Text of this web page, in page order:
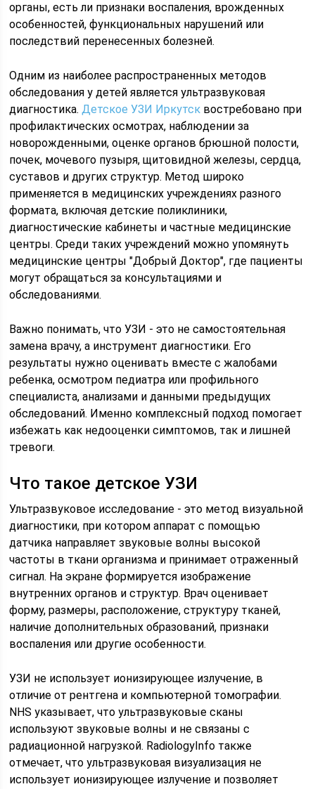
органы, есть ли признаки воспаления, врожденных
особенностей, функциональных нарушений или
последствий перенесенных болезней.
Одним из наиболее распространенных методов
обследования у детей является ультразвуковая
диагностика.Детское УЗИ Иркутск востребовано при
профилактических осмотрах, наблюдении за
новорожденными, оценке органов брюшной полости,
почек, мочевого пузыря, щитовидной железы, сердца,
суставов и других структур. Метод широко
применяется в медицинских учреждениях разного
формата, включая детские поликлиники,
диагностические кабинеты и частные медицинские
центры. Среди таких учреждений можно упомянуть
медицинские центры "Добрый Доктор", где пациенты
могут обращаться за консультациями и
обследованиями.
Важно понимать, что УЗИ - это не самостоятельная
замена врачу, а инструмент диагностики. Его
результаты нужно оценивать вместе с жалобами
ребенка, осмотром педиатра или профильного
специалиста, анализами и данными предыдущих
обследований. Именно комплексный подход помогает
избежать как недооценки симптомов, так и лишней
тревоги.
Что такое детское УЗИ
Ультразвуковое исследование - это метод визуальной
диагностики, при котором аппарат с помощью
датчика направляет звуковые волны высокой
частоты в ткани организма и принимает отраженный
сигнал. На экране формируется изображение
внутренних органов и структур. Врач оценивает
форму, размеры, расположение, структуру тканей,
наличие дополнительных образований, признаки
воспаления или другие особенности.
УЗИ не использует ионизирующее излучение, в
отличие от рентгена и компьютерной томографии.
NHS указывает, что ультразвуковые сканы
используют звуковые волны и не связаны с
радиационной нагрузкой. RadiologyInfo также
отмечает, что ультразвуковая визуализация не
использует ионизирующее излучение и позволяет